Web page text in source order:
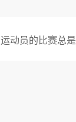
动员的比赛总